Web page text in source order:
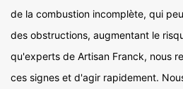
de la combustion incomplète, qui
des obstructions, augmentant le
qu'experts de Artisan Franck, nous
ces signes et d'agir rapidement.